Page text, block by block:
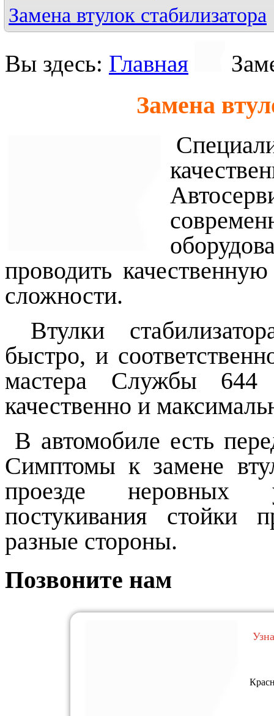
Замена втулок стабилизатора
Вы здесь: Главная
Замена
проводить
сложности.
Втулки
быстро, и
мастера Службы 644
качественно и
В автомобиле есть
Симптомы к замене
проезде неровных
постукивания стойки
разные стороны.
Позвоните нам